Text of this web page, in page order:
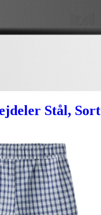
Stål, Sort